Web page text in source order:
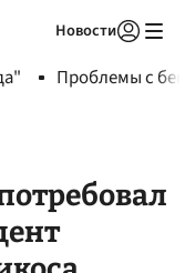
Новости
Проблемы с